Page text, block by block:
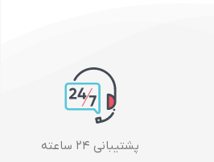
پشتیبانی ۲۴ ساعته